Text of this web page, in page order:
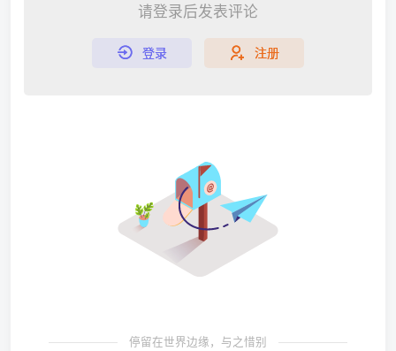
请登录后发表评论
登录 注册
停留在世界边缘，与之惜别